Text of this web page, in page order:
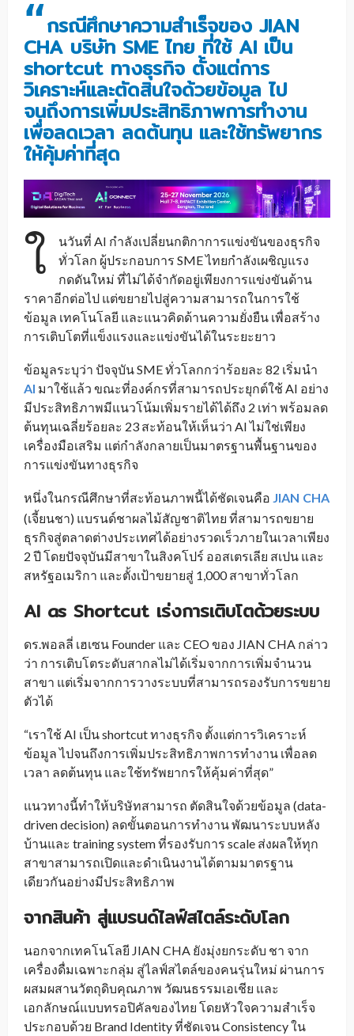
“กรณีศึกษาความสำเร็จของ JIAN
CHA บริษัท SME ไทย ที่ใช้ AI เป็น
shortcut ทางธุรกิจ ตั้งแต่การ
วิเคราะห์และตัดสินใจด้วยข้อมูล ไป
จนถึงการเพิ่มประสิทธิภาพการทำงาน
เพื่อลดเวลา ลดต้นทุน และใช้ทรัพยากร
ให้คุ้มค่าที่สุด
ใ
นวันที่ AI กำลังเปลี่ยนกติกาการแข่งขันของธุรกิจ
ทั่วโลก ผู้ประกอบการ SME ไทยกำลังเผชิญแรง
กดดันใหม่ ที่ไม่ได้จำกัดอยู่เพียงการแข่งขันด้าน
ราคาอีกต่อไป แต่ขยายไปสู่ความสามารถในการใช้
ข้อมูล เทคโนโลยี และแนวคิดด้านความยั่งยืน เพื่อสร้าง
การเติบโตที่แข็งแรงและแข่งขันได้ในระยะยาว
ข้อมูลระบุว่า ปัจจุบัน SME ทั่วโลกกว่าร้อยละ 82 เริ่มนำ
AI มาใช้แล้ว ขณะที่องค์กรที่สามารถประยุกต์ใช้ AI อย่าง
มีประสิทธิภาพมีแนวโน้มเพิ่มรายได้ได้ถึง 2 เท่า พร้อมลด
ต้นทุนเฉลี่ยร้อยละ 23 สะท้อนให้เห็นว่า AI ไม่ใช่เพียง
เครื่องมือเสริม แต่กำลังกลายเป็นมาตรฐานพื้นฐานของ
การแข่งขันทางธุรกิจ
หนึ่งในกรณีศึกษาที่สะท้อนภาพนี้ได้ชัดเจนคือ JIAN CHA
(เจี้ยนชา) แบรนด์ชาผลไม้สัญชาติไทย ที่สามารถขยาย
ธุรกิจสู่ตลาดต่างประเทศได้อย่างรวดเร็วภายในเวลาเพียง
2 ปี โดยปัจจุบันมีสาขาในสิงคโปร์ ออสเตรเลีย สเปน และ
สหรัฐอเมริกา และตั้งเป้าขยายสู่ 1,000 สาขาทั่วโลก
AI as Shortcut เร่งการเติบโตด้วยระบบ
ดร.พอลลี่ เฮเซน Founder และ CEO ของ JIAN CHA กล่าว
ว่า การเติบโตระดับสากลไม่ได้เริ่มจากการเพิ่มจำนวน
สาขา แต่เริ่มจากการวางระบบที่สามารถรองรับการขยาย
ตัวได้
“เราใช้ AI เป็น shortcut ทางธุรกิจ ตั้งแต่การวิเคราะห์
ข้อมูล ไปจนถึงการเพิ่มประสิทธิภาพการทำงาน เพื่อลด
เวลา ลดต้นทุน และใช้ทรัพยากรให้คุ้มค่าที่สุด”
แนวทางนี้ทำให้บริษัทสามารถ ตัดสินใจด้วยข้อมูล (data-
driven decision) ลดขั้นตอนการทำงาน พัฒนาระบบหลัง
บ้านและ training system ที่รองรับการ scale ส่งผลให้ทุก
สาขาสามารถเปิดและดำเนินงานได้ตามมาตรฐาน
เดียวกันอย่างมีประสิทธิภาพ
จากสินค้า สู่แบรนด์ไลฟ์สไตล์ระดับโลก
นอกจากเทคโนโลยี JIAN CHA ยังมุ่งยกระดับ ชา จาก
เครื่องดื่มเฉพาะกลุ่ม สู่ไลฟ์สไตล์ของคนรุ่นใหม่ ผ่านการ
ผสมผสานวัตถุดิบคุณภาพ วัฒนธรรมเอเชีย และ
เอกลักษณ์แบบทรอปิคัลของไทย โดยหัวใจความสำเร็จ
ประกอบด้วย Brand Identity ที่ชัดเจน Consistency ใน